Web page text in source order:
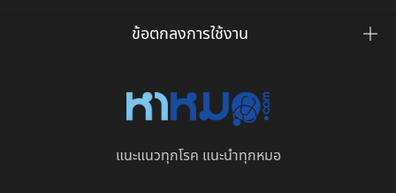
ข้อตกลงการใช้งาน
แนะแนวทุกโรค แนะนำทุกหมอ